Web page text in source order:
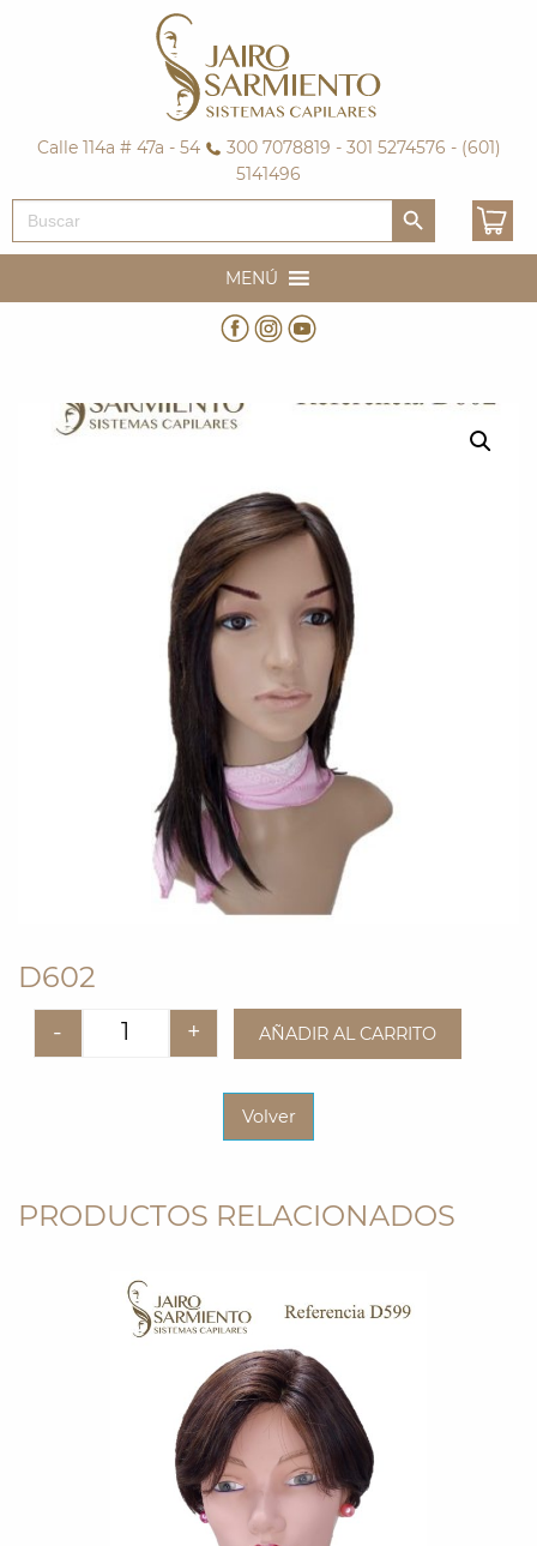
Calle 114a # 47a - 54
300 7078819 - 301 5274576 - (601)
5141496
Buscar:
Botón de búsqueda
MENÚ
D602
Quantity
- + AÑADIR AL CARRITO
Volver
PRODUCTOS RELACIONADOS